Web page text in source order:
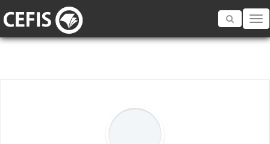
Toggle